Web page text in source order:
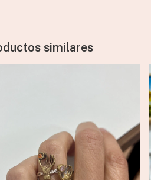
similares